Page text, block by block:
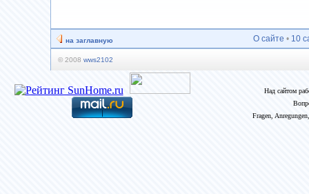
на заглавную О сайте • 10
© 2008 wws2102
Над сайтом
Fragen,